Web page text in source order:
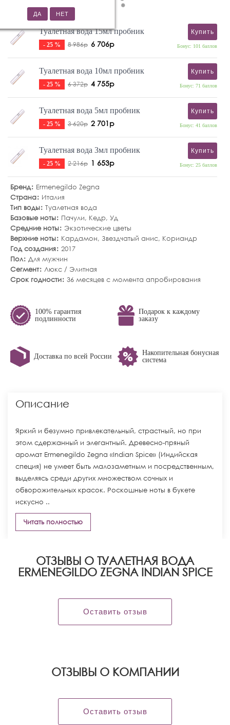
Туалетная вода 15мл пробник
- 25 % 8 986р 6 706р
Купить
Бонус: 101 баллов
Туалетная вода 10мл пробник
- 25 % 6 372р 4 755р
Купить
Бонус: 71 баллов
Туалетная вода 5мл пробник
- 25 % 3 620р 2 701р
Купить
Бонус: 41 баллов
Туалетная вода 3мл пробник
- 25 % 2 216р 1 653р
Купить
Бонус: 25 баллов
Бренд
Ermenegildo Zegna
Страна
Италия
Тип воды Туалетная вода
Базовые ноты
Пачули, Кедр, Уд
Средние ноты
Экзотические цветы
Верхние ноты
Кардамон, Звездчатый анис, Кориандр
Год создания 2017
Пол Для мужчин
Сегмент Люкс / Элитная
Срок годности 36 месяцев с момента апробирования
100% гарантия
подлинности
Подарок к каждому
заказу
Доставка по всей России
Накопительная бонусная
система
Описание
Яркий и безумно привлекательный, страстный, но при
этом сдержанный и элегантный. Древесно-пряный
аромат Ermenegildo Zegna «Indian Spice» (Индийская
специя) не умеет быть малозаметным и посредственным,
выделяясь среди других множеством сочных и
обворожительных красок. Роскошные ноты в букете
искусно ..
Читать полностью
ОТЗЫВЫ О ТУАЛЕТНАЯ ВОДА
ERMENEGILDO ZEGNA INDIAN SPICE
Оставить отзыв
OТЗЫВЫ О КОМПАНИИ
Оставить отзыв